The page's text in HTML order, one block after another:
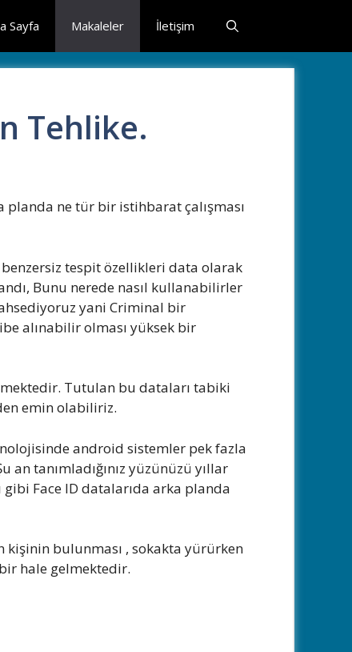
Sayfa Makaleler İletişim
Tehlike.
planda ne tür bir istihbarat çalışması
tespit özellikleri data olarak
Bunu nerede nasıl kullanabilirler
yani Criminal bir
alınabilir olması yüksek bir
Tutulan bu dataları tabiki
emin olabiliriz.
android sistemler pek fazla
tanımladığınız yüzünüzü yıllar
Face ID datalarıda arka planda
kişinin bulunması , sokakta yürürken
hale gelmektedir.